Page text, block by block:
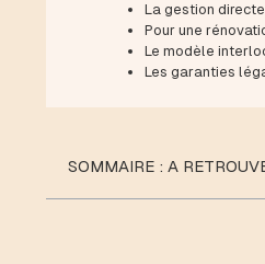
La gestion
Pour une
Le modèle
Les garanties
SOMMAIRE : A